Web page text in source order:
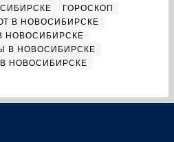
ГОРОСКОП
В НОВОСИБИРСКЕ
НОВОСИБИРСКЕ
В НОВОСИБИРСКЕ
НОВОСИБИРСКЕ